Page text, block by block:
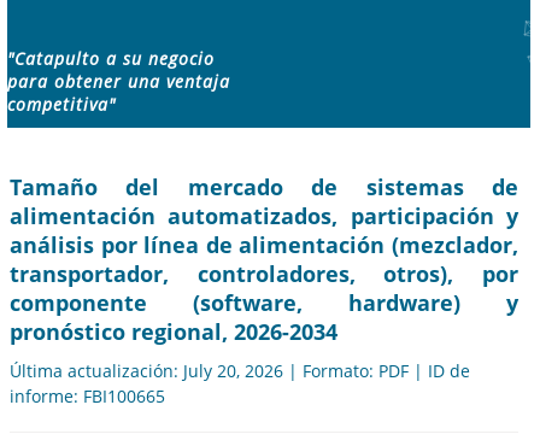
"Catapulto a su negocio
para obtener una ventaja
competitiva"
Tamaño del mercado de sistemas de
alimentación automatizados, participación y
análisis por línea de alimentación (mezclador,
transportador, controladores, otros), por
componente (software, hardware) y
pronóstico regional, 2026-2034
Última actualización: July 20, 2026 | Formato: PDF | ID de
informe: FBI100665